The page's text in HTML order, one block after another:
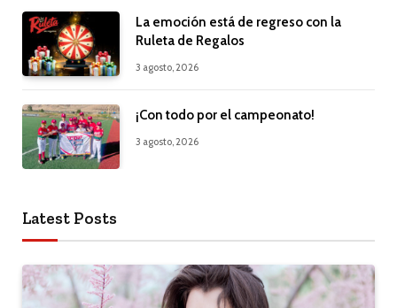
La emoción está de regreso con la
Ruleta de Regalos
3 agosto, 2026
¡Con todo por el campeonato!
3 agosto, 2026
Latest Posts